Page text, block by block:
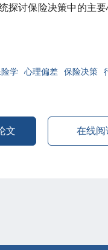
探讨保险决策中的主
、模糊厌恶、后悔厌
和效用评估等环节，
具、反馈机制设计）
学 心理偏差 保险决策
文 在线阅